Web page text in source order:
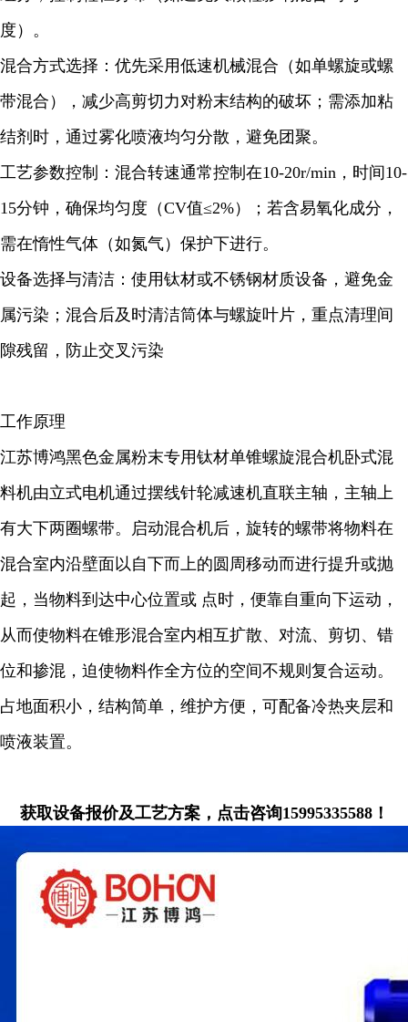
度）。
混合方式选择：优先采用低速机械混合（如单螺旋或螺
带混合），减少高剪切力对粉末结构的破坏；需添加粘
结剂时，通过雾化喷液均匀分散，避免团聚。
工艺参数控制：混合转速通常控制在10-20r/min，时间10-
15分钟，确保均匀度（CV值≤2%）；若含易氧化成分，
需在惰性气体（如氮气）保护下进行。
设备选择与清洁：使用钛材或不锈钢材质设备，避免金
属污染；混合后及时清洁筒体与螺旋叶片，重点清理间
隙残留，防止交叉污染
工作原理
江苏博鸿黑色金属粉末专用钛材单锥螺旋混合机卧式混
料机由立式电机通过摆线针轮减速机直联主轴，主轴上
有大下两圈螺带。启动混合机后，旋转的螺带将物料在
混合室内沿壁面以自下而上的圆周移动而进行提升或抛
起，当物料到达中心位置或 点时，便靠自重向下运动，
从而使物料在锥形混合室内相互扩散、对流、剪切、错
位和掺混，迫使物料作全方位的空间不规则复合运动。
占地面积小，结构简单，维护方便，可配备冷热夹层和
喷液装置。
获取设备报价及工艺方案，点击咨询15995335588！